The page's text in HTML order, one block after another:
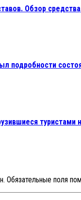
Обзор
подробности
туристами
Обязательные поля